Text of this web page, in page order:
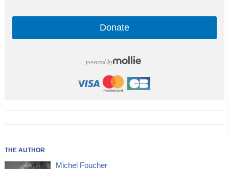
Donate
powered by
THE AUTHOR
Michel Foucher